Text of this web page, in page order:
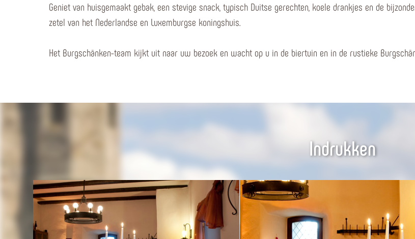
Geniet van huisgemaakt gebak, een stevige snack, typisch Duitse gerechten, koele drankjes en de
zetel van het Nederlandse en Luxemburgse koningshuis.
Het Burgschänken-team kijkt uit naar uw bezoek en wacht op u in de biertuin en in de rustieke
Indrukken